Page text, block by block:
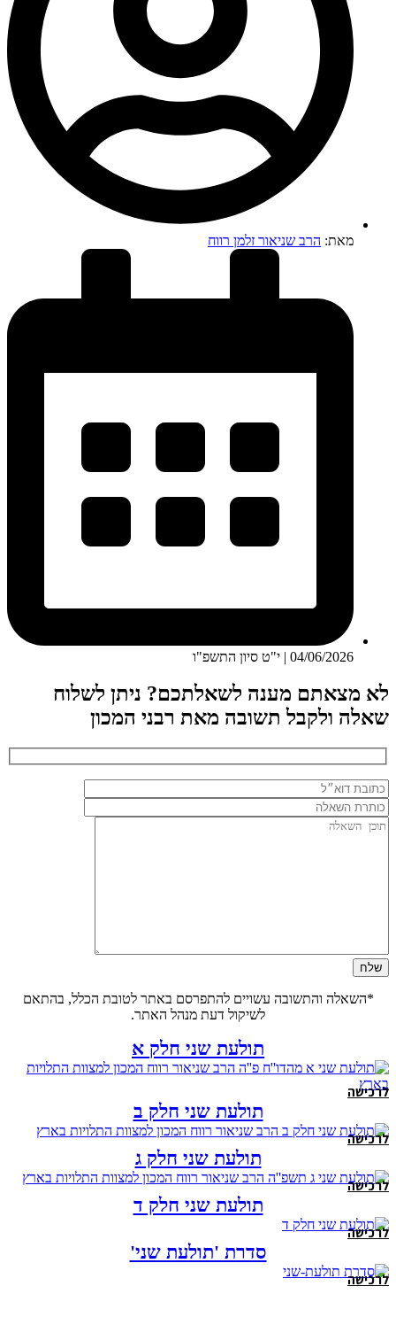
מאת: הרב שניאור זלמן רווח
04/06/2026 | י"ט סיון התשפ"ו
לא מצאתם מענה לשאלתכם? ניתן לשלוח
שאלה ולקבל תשובה מאת רבני המכון
*השאלה והתשובה עשויים להתפרסם באתר לטובת הכלל, בהתאם
לשיקול דעת מנהל האתר.
תולעת שני חלק א
לרכישה
תולעת שני חלק ב
לרכישה
תולעת שני חלק ג
לרכישה
תולעת שני חלק ד
לרכישה
סדרת 'תולעת שני'
לרכישה